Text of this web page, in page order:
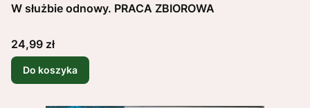
W służbie odnowy. PRACA ZBIOROWA
Cena
24,99 zł
Do koszyka